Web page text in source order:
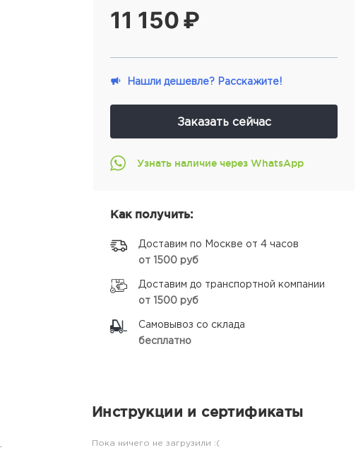
11 150 ₽
Нашли дешевле? Расскажите!
Заказать сейчас
Узнать наличие через WhatsApp
Как получить:
Доставим по Москве от 4 часов
от 1500 руб
Доставим до транспортной компании
от 1500 руб
Самовывоз со склада
бесплатно
Инструкции и сертификаты
Пока ничего не загрузили :(